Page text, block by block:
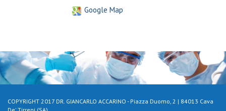
Google Map
COPYRIGHT 2017 DR. GIANCARLO ACCARINO - Piazza Duomo, 2 | 84013 Cava